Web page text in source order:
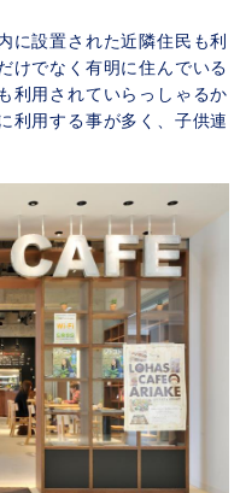
に設置された近隣住民も利
けでなく有明に住んでいる
利用されていらっしゃるか
利用する事が多く、子供連